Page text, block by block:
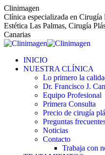
Saltar
al
contenido
Clinimagen
Clínica especializada en Cirugía
Estética Las Palmas, Cirugía
Canarias
INICIO
NUESTRA CLÍNICA
Lo primero la
Dr. Francisco J.
Equipo Profesional
Primera Consulta
Precio de cirugía
Preguntas
Noticias
Contacto
Trabaja con